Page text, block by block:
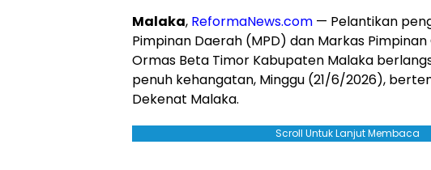
Malaka, ReformaNews.com — Pelantikan
Pimpinan Daerah (MPD) dan Markas
Ormas Beta Timor Kabupaten Malaka
penuh kehangatan, Minggu (21/6/2026),
Dekenat Malaka.
Scroll Untuk Lanjut Membaca